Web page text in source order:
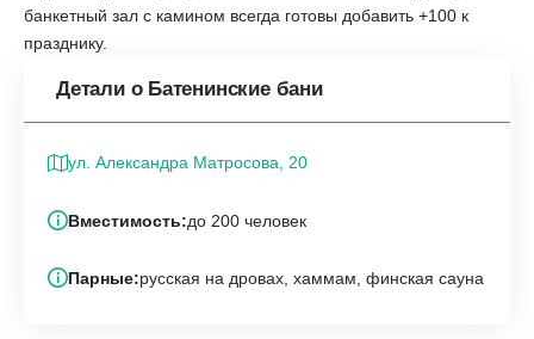
банкетный зал с камином всегда готовы добавить +100 к
празднику.
Детали о Батенинские бани
ул. Александра Матросова, 20
Вместимость:до 200 человек
Парные:русская на дровах, хаммам, финская сауна